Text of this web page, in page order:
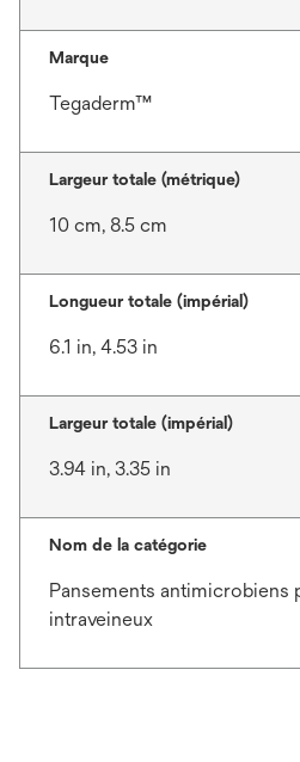
Marque
Tegaderm™
Largeur totale (métrique)
10 cm, 8.5 cm
Longueur totale (impérial)
6.1 in, 4.53 in
Largeur totale (impérial)
3.94 in, 3.35 in
Nom de la catégorie
Pansements antimicrobiens
intraveineux